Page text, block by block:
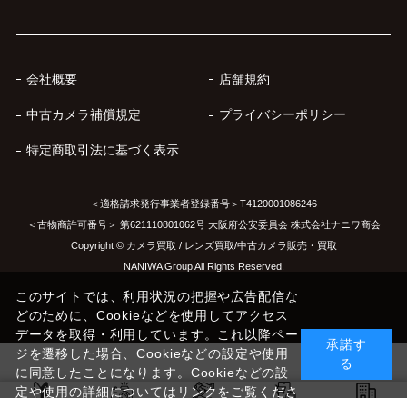
会社概要 店舗規約
中古カメラ補償規定 プライバシーポリシー
特定商取引法に基づく表示
＜適格請求発行事業者登録番号＞T4120001086246
＜古物商許可番号＞ 第621110801062号 大阪府公安委員会 株式会社ナニワ商会
Copyright © カメラ買取 / レンズ買取/中古カメラ販売・買取
NANIWA Group All Rights Reserved.
このサイトでは、利用状況の把握や広告配信な
どのために、Cookieなどを使用してアクセス
データを取得・利用しています。これ以降ペー
ジを遷移した場合、Cookieなどの設定や使用
に同意したことになります。Cookieなどの設
定や使用の詳細についてはリンクをご覧くださ
承諾す
る